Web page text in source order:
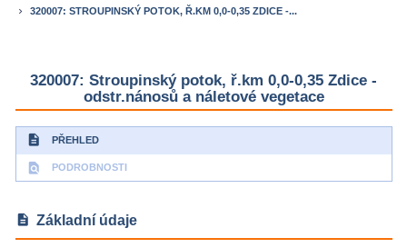
keyboard_arrow_right 320007: STROUPINSKÝ POTOK, Ř.KM 0,0-0,35 ZDICE -...
320007: Stroupinský potok, ř.km 0,0-0,35 Zdice -
odstr.nánosů a náletové vegetace
description PŘEHLED
find_in_page PODROBNOSTI
description Základní údaje